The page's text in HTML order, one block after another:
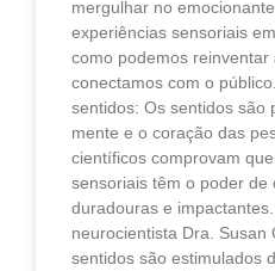
mergulhar no
experiências sensoriais
como podemos
conectamos com o
sentidos: Os sentidos são
mente e o coração das
científicos comprovam
sensoriais têm o poder de
duradouras e
neurocientista Dra. Susan
sentidos são estimulados